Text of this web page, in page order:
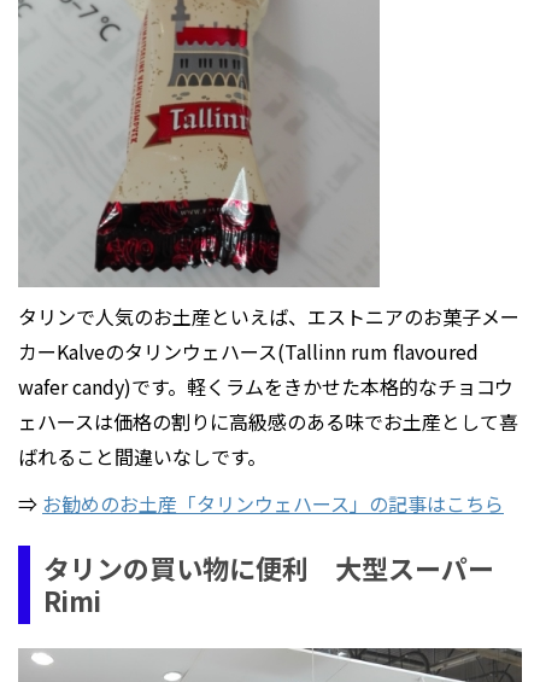
タリンで人気のお土産といえば、エストニアのお菓子メー
カーKalveのタリンウェハース(Tallinn rum flavoured
wafer candy)です。軽くラムをきかせた本格的なチョコウ
ェハースは価格の割りに高級感のある味でお土産として喜
ばれること間違いなしです。
⇒ お勧めのお土産「タリンウェハース」の記事はこちら
タリンの買い物に便利 大型スーパー
Rimi